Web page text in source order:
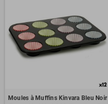
Moules à Muffins Kinvara Bleu Noir